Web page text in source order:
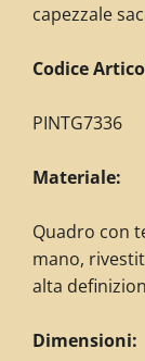
capezzale
Codice
PINTG7336
Materiale:
Quadro con
mano,
alta
Dimensioni: